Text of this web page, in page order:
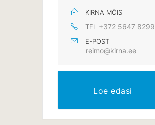
KIRNA MÕIS
TEL +372 5647 8299‬
E-POST
reimo@kirna.ee
Loe edasi